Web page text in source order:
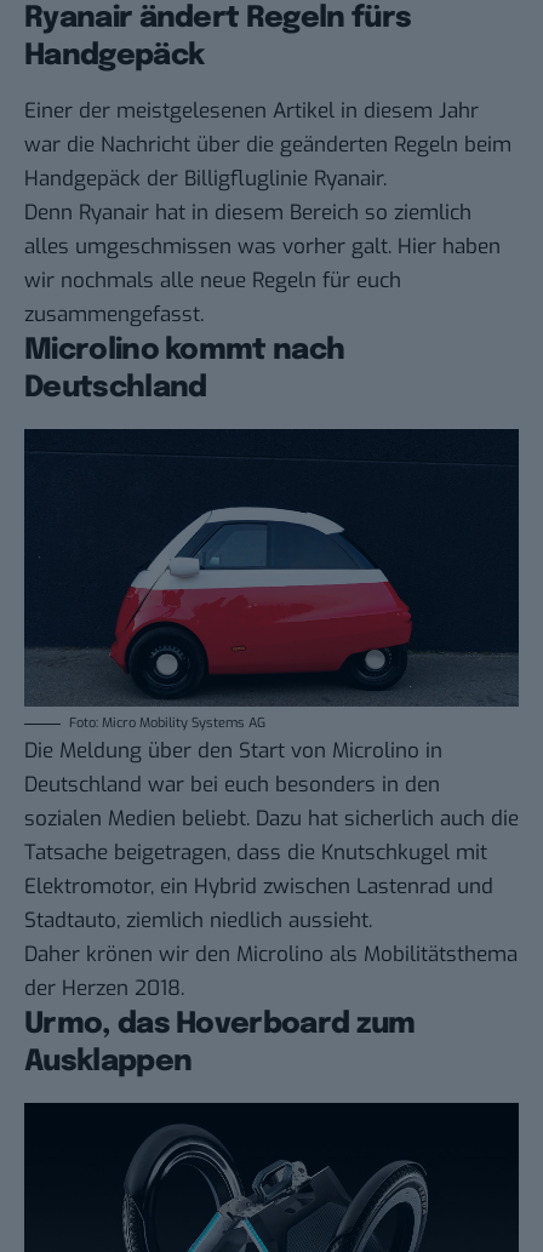
Ryanair ändert Regeln fürs
Handgepäck
Einer der meistgelesenen Artikel in diesem Jahr
war die Nachricht über die geänderten Regeln beim
Handgepäck der Billigfluglinie Ryanair.
Denn Ryanair hat in diesem Bereich so ziemlich
alles umgeschmissen was vorher galt. Hier haben
wir nochmals alle neue Regeln für euch
zusammengefasst.
Microlino kommt nach
Deutschland
Foto: Micro Mobility Systems AG
Die Meldung über den Start von Microlino in
Deutschland war bei euch besonders in den
sozialen Medien beliebt. Dazu hat sicherlich auch die
Tatsache beigetragen, dass die Knutschkugel mit
Elektromotor, ein Hybrid zwischen Lastenrad und
Stadtauto, ziemlich niedlich aussieht.
Daher krönen wir den Microlino als Mobilitätsthema
der Herzen 2018.
Urmo, das Hoverboard zum
Ausklappen